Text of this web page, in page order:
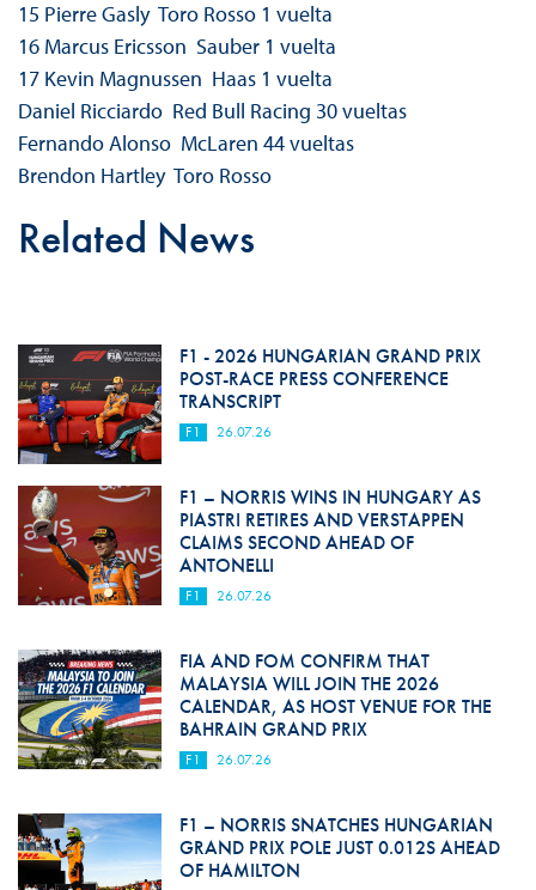
15 Pierre Gasly Toro Rosso 1 vuelta
16 Marcus Ericsson Sauber 1 vuelta
17 Kevin Magnussen Haas 1 vuelta
Daniel Ricciardo Red Bull Racing 30 vueltas
Fernando Alonso McLaren 44 vueltas
Brendon Hartley Toro Rosso
Related News
F1 - 2026 HUNGARIAN GRAND PRIX
POST-RACE PRESS CONFERENCE
TRANSCRIPT
F1 26.07.26
F1 – NORRIS WINS IN HUNGARY AS
PIASTRI RETIRES AND VERSTAPPEN
CLAIMS SECOND AHEAD OF
ANTONELLI
F1 26.07.26
FIA AND FOM CONFIRM THAT
MALAYSIA WILL JOIN THE 2026
CALENDAR, AS HOST VENUE FOR THE
BAHRAIN GRAND PRIX
F1 26.07.26
F1 – NORRIS SNATCHES HUNGARIAN
GRAND PRIX POLE JUST 0.012S AHEAD
OF HAMILTON